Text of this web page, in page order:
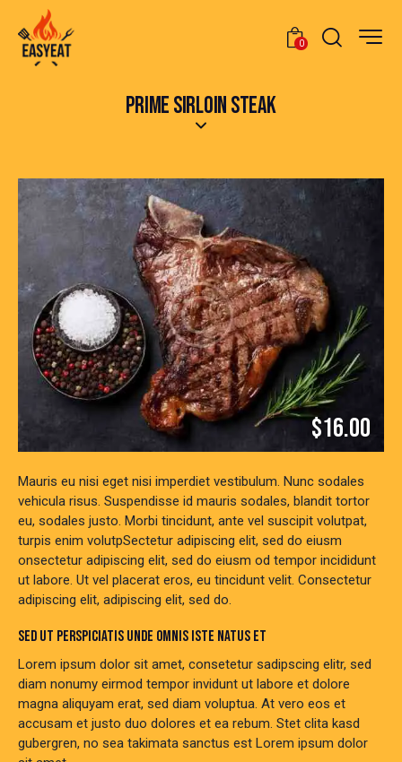
0
PRIME SIRLOIN STEAK
$16.00
Mauris eu nisi eget nisi imperdiet vestibulum. Nunc sodales
vehicula risus. Suspendisse id mauris sodales, blandit tortor
eu, sodales justo. Morbi tincidunt, ante vel suscipit volutpat,
turpis enim volutpSectetur adipiscing elit, sed do eiusm
onsectetur adipiscing elit, sed do eiusm od tempor incididunt
ut labore. Ut vel placerat eros, eu tincidunt velit. Consectetur
adipiscing elit, adipiscing elit, sed do.
SED UT PERSPICIATIS UNDE OMNIS ISTE NATUS ET
Lorem ipsum dolor sit amet, consetetur sadipscing elitr, sed
diam nonumy eirmod tempor invidunt ut labore et dolore
magna aliquyam erat, sed diam voluptua. At vero eos et
accusam et justo duo dolores et ea rebum. Stet clita kasd
gubergren, no sea takimata sanctus est Lorem ipsum dolor